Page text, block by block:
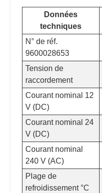
Données
techniques
N° de réf.
9600028653
Tension de
raccordement
Courant nominal 12
V (DC)
Courant nominal 24
V (DC)
Courant nominal
240 V (AC)
Plage de
refroidissement °C